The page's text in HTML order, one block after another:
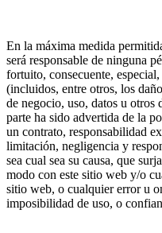
En la máxima medida
será responsable de ninguna
fortuito, consecuente,
(incluidos, entre otros, los
de negocio, uso, datos u otros
parte ha sido advertida de la
un contrato, responsabilidad
limitación, negligencia y
sea cual sea su causa, que
modo con este sitio web y/o
sitio web, o cualquier error u
imposibilidad de uso, o